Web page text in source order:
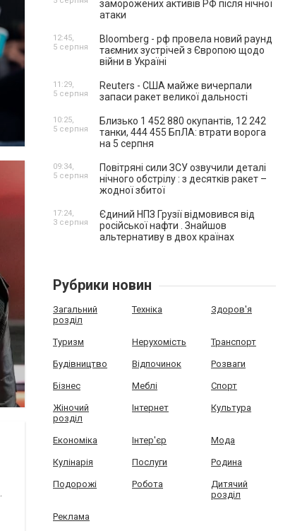
заморожених активів РФ після нічної
атаки
Bloomberg - рф провела новий раунд
таємних зустрічей з Європою щодо
війни в Україні
12:45,
5 серпня
Reuters - США майже вичерпали
запаси ракет великої дальності
11:29,
5 серпня
Близько 1 452 880 окупантів, 12 242
танки, 444 455 БпЛА: втрати ворога
на 5 серпня
10:25,
5 серпня
Повітряні сили ЗСУ озвучили деталі
нічного обстрілу : з десятків ракет –
жодної збитої
09:34,
5 серпня
Єдиний НПЗ Грузії відмовився від
російської нафти . Знайшов
альтернативу в двох країнах
17:24,
3 серпня
Рубрики новин
Загальний
розділ
Техніка Здоров'я
Туризм Нерухомість Транспорт
Будівництво Відпочинок Розваги
Бізнес Меблі Спорт
Жіночий
розділ
Інтернет Культура
Економіка Інтер'єр Мода
Кулінарія Послуги Родина
Подорожі Робота
Дитячий
розділ
Реклама